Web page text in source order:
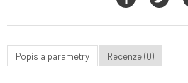
Popis a parametry Recenze (0)